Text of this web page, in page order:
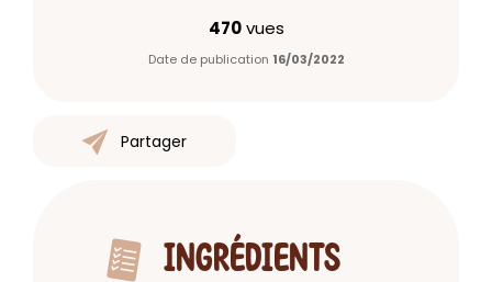
470vues
Date de publication 16/03/2022
Partager
INGRÉDIENTS